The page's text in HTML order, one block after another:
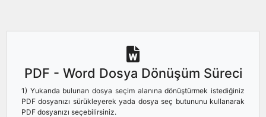
PDF - Word Dosya Dönüşüm Süreci
1) Yukarıda bulunan dosya seçim alanına dönüştürmek istediğiniz
PDF dosyanızı sürükleyerek yada dosya seç butununu kullanarak
PDF dosyanızı seçebilirsiniz.